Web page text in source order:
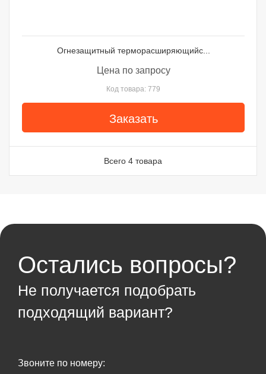
Огнезащитный терморасширяющийс...
Цена по запросу
Код товара: 779
Заказать
Всего 4 товара
Остались вопросы?
Не получается подобрать
подходящий вариант?
Звоните по номеру: